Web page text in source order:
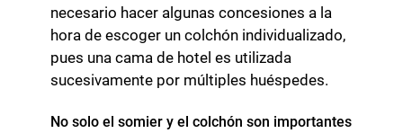
necesario hacer algunas concesiones a la
hora de escoger un colchón individualizado,
pues una cama de hotel es utilizada
sucesivamente por múltiples huéspedes.
No solo el somier y el colchón son importantes